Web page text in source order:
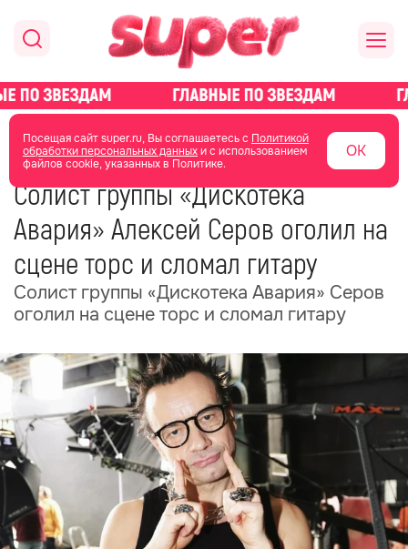
Посещая сайт super.ru, Вы соглашаетесь с Политикой
обработки персональных данныхи с использованием
файлов cookie, указанных в Политике.
ОК
главная новости о звездах новости
08 июня 14:47
Солист группы «Дискотека
Авария» Алексей Серов оголил на
сцене торс и сломал гитару
Солист группы «Дискотека Авария» Серов
оголил на сцене торс и сломал гитару